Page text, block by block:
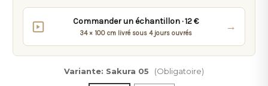
Commander un échantillon · 12 €
34 × 100 cm livré sous 4 jours ouvrés
→
Variante: Sakura 05 (Obligatoire)